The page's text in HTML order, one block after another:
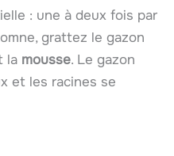
: une à deux fois par
grattez le gazon
la mousse. Le gazon
et les racines se